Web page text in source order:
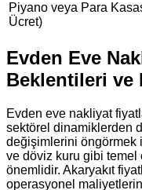
Piyano veya Para
Ücret)
Evden Eve
Beklentileri ve
Evden eve nakliyat
sektörel dinamiklerden
değişimlerini öngörmek
ve döviz kuru gibi temel
önemlidir. Akaryakıt
operasyonel